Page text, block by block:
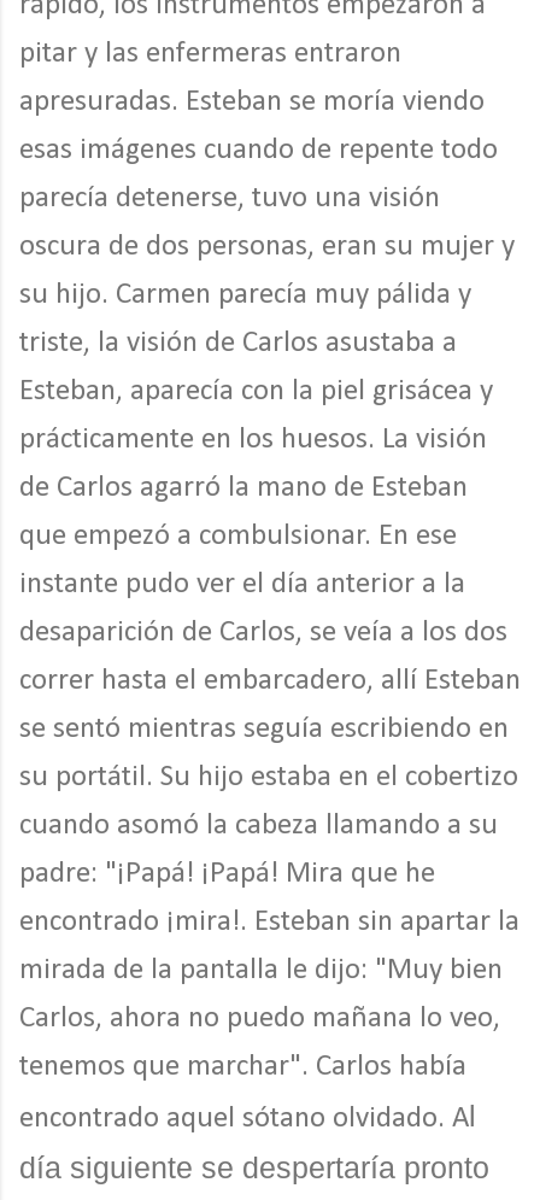
pitar y las enfermeras entraron
apresuradas. Esteban se moría viendo
esas imágenes cuando de repente todo
parecía detenerse, tuvo una visión
oscura de dos personas, eran su mujer y
su hijo. Carmen parecía muy pálida y
triste, la visión de Carlos asustaba a
Esteban, aparecía con la piel grisácea y
prácticamente en los huesos. La visión
de Carlos agarró la mano de Esteban
que empezó a combulsionar. En ese
instante pudo ver el día anterior a la
desaparición de Carlos, se veía a los dos
correr hasta el embarcadero, allí Esteban
se sentó mientras seguía escribiendo en
su portátil. Su hijo estaba en el cobertizo
cuando asomó la cabeza llamando a su
padre: "¡Papá! ¡Papá! Mira que he
encontrado ¡mira!. Esteban sin apartar la
mirada de la pantalla le dijo: "Muy bien
Carlos, ahora no puedo mañana lo veo,
tenemos que marchar". Carlos había
encontrado aquel sótano olvidado. Al
día siguiente se despertaría pronto